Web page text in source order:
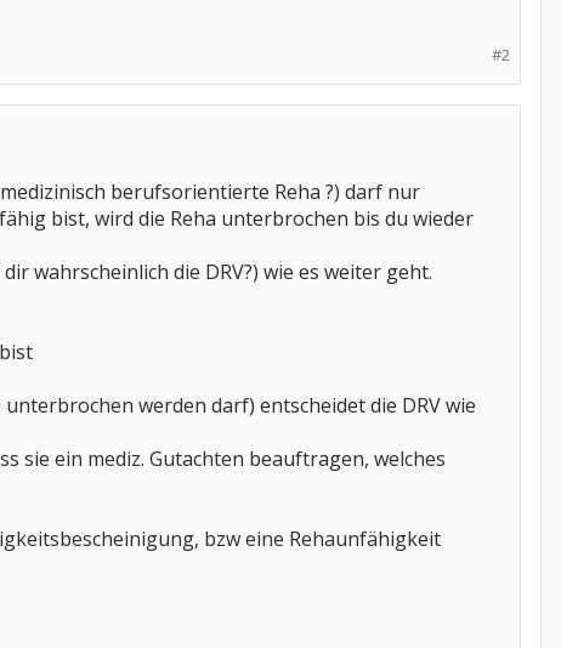
#2
berufsorientierte Reha ?) darf nur
bist, wird die Reha unterbrochen bis du wieder
wahrscheinlich die DRV?) wie es weiter geht.
werden darf) entscheidet die DRV wie
sie ein mediz. Gutachten beauftragen, welches
bzw eine Rehaunfähigkeit